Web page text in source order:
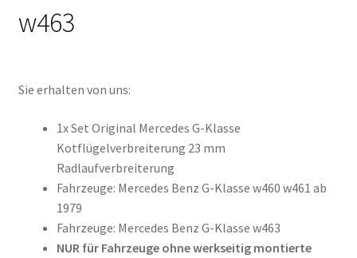
w463
Sie erhalten von uns:
1x Set Original Mercedes G-Klasse
Kotflügelverbreiterung 23 mm
Radlaufverbreiterung
Fahrzeuge: Mercedes Benz G-Klasse w460 w461 ab
1979
Fahrzeuge: Mercedes Benz G-Klasse w463
NUR für Fahrzeuge ohne werkseitig montierte